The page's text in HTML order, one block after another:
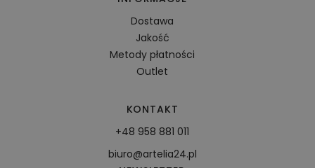
Dostawa
Jakość
Metody płatności
Outlet
KONTAKT
+48 958 881 011
biuro@artelia24.pl